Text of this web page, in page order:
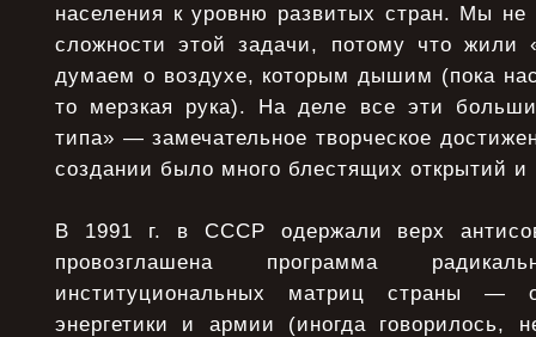
населения к уровню развитых стран. Мы
сложности этой задачи, потому что жили
думаем о воздухе, которым дышим (пока
то мерзкая рука). На деле все эти
типа» — замечательное творческое
создании было много блестящих открытий и
В 1991 г. в СССР одержали верх
провозглашена программа
институциональных матриц страны —
энергетики и армии (иногда говорилось,